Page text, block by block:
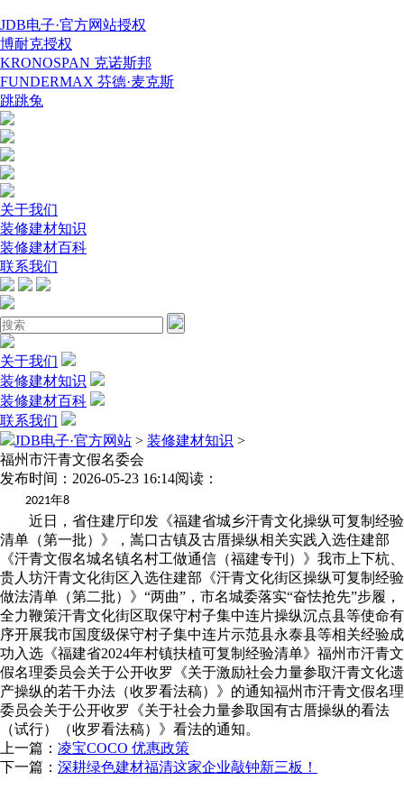
JDB电子·官方网站授权
博耐克授权
KRONOSPAN 克诺斯邦
FUNDERMAX 芬德·麦克斯
跳跳兔
关于我们
装修建材知识
装修建材百科
联系我们
关于我们
装修建材知识
装修建材百科
联系我们
JDB电子·官方网站 > 装修建材知识 >
福州市汗青文假名委会
发布时间：2026-05-23 16:14阅读：
2021年8
近日，省住建厅印发《福建省城乡汗青文化操纵可复制经验
清单（第一批）》，嵩口古镇及古厝操纵相关实践入选住建部
《汗青文假名城名镇名村工做通信（福建专刊）》我市上下杭、
贵人坊汗青文化街区入选住建部《汗青文化街区操纵可复制经验
做法清单（第二批）》“两曲”，市名城委落实“奋怯抢先”步履，
全力鞭策汗青文化街区取保守村子集中连片操纵沉点县等使命有
序开展我市国度级保守村子集中连片示范县永泰县等相关经验成
功入选《福建省2024年村镇扶植可复制经验清单》福州市汗青文
假名理委员会关于公开收罗《关于激励社会力量参取汗青文化遗
产操纵的若干办法（收罗看法稿）》的通知福州市汗青文假名理
委员会关于公开收罗《关于社会力量参取国有古厝操纵的看法
（试行）（收罗看法稿）》看法的通知。
上一篇： 凌宝COCO 优惠政策
下一篇： 深耕绿色建材福清这家企业敲钟新三板！